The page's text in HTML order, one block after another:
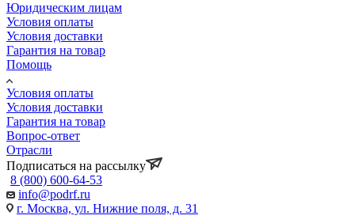
Юридическим лицам
Условия оплаты
Условия доставки
Гарантия на товар
Помощь
Условия оплаты
Условия доставки
Гарантия на товар
Вопрос-ответ
Отрасли
Подписаться на рассылку
8 (800) 600-64-53
info@podrf.ru
г. Москва, ул. Нижние поля, д. 31